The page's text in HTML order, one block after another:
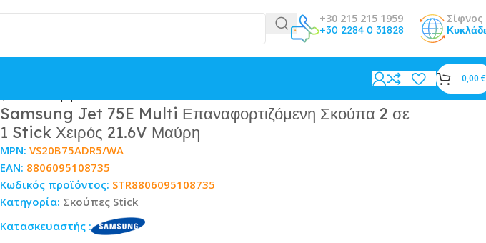
+30 215 215 1959
+30 2284 0 31828
Σίφνος
0,00 €
Samsung Jet 75E Multi Επαναφορτιζόμενη Σκούπα 2 σε
1 Stick Χειρός 21.6V Μαύρη
Κατασκευαστής :
MPN:VS20B75ADR5/WA
EAN: 8806095108735
Κωδικός προϊόντος: STR8806095108735
Κατηγορία: Σκούπες Stick